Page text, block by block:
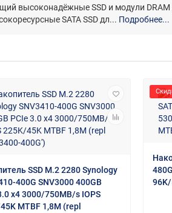
высоконадёжные SSD и модули DRAM
SATA SSD дл... Подробнее...
SSD M.2 2280 Synology
400G SNV3000 400GB
x4 3000/750MB/s IOPS
MTBF 1,8M (repl
96K/